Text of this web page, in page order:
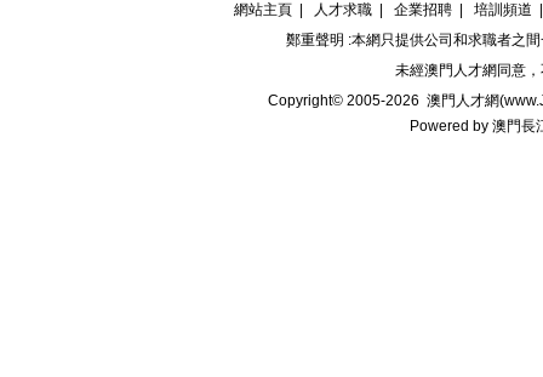
網站主頁 人才求職 企業招聘 培訓頻道
鄭重聲明 :本網只提供公司和求職者之
未經澳門人才網 同意
Copyright© 2005-2026 澳門人才網
Powered by 澳門長